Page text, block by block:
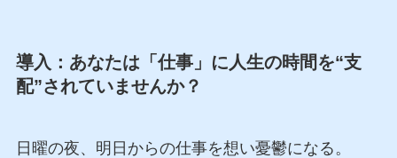
導入：あなたは「仕事」に人生の時間を“支
配”されていませんか？
日曜の夜、明日からの仕事を想い憂鬱になる。